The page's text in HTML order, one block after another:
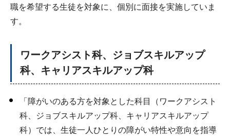
職を希望する生徒を対象に、個別に面接を実施していま
す。
ワークアシスト科、ジョブスキルアップ
科、キャリアスキルアップ科
「障がいのある方を対象とした科目（ワークアシスト
科、ジョブスキルアップ科、キャリアスキルアップ
科）では、生徒一人ひとりの障がい特性や意向を指導